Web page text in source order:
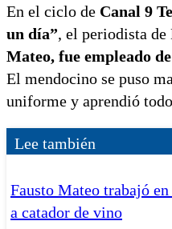
En el ciclo de Canal 9
un día”, el periodista
Mateo, fue empleado
El mendocino se puso
uniforme y aprendió
Lee también
Fausto Mateo trabajó
a catador de vino